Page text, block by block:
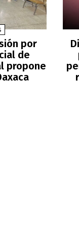
por
de
propone